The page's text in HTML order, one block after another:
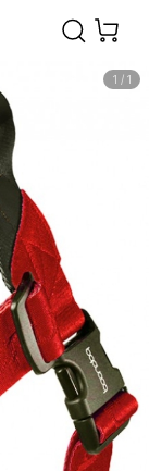
1 / 1